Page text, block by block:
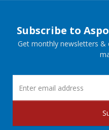
Subscribe to
Get monthly newsletters &